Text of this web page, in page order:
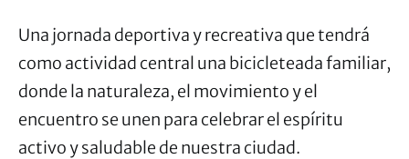
Una jornada deportiva y recreativa que tendrá
como actividad central una bicicleteada familiar,
donde la naturaleza, el movimiento y el
encuentro se unen para celebrar el espíritu
activo y saludable de nuestra ciudad.